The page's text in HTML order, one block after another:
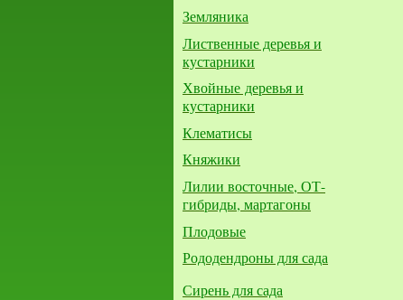
Земляника
Лиственные деревья и
кустарники
Хвойные деревья и
кустарники
Клематисы
Княжики
Лилии восточные, ОТ-
гибриды, мартагоны
Плодовые
Рододендроны для сада
Сирень для сада